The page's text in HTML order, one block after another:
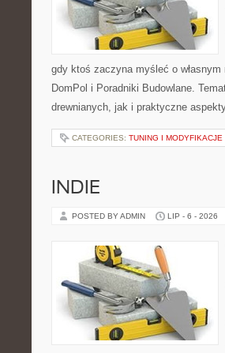
gdy ktoś zaczyna myśleć o
DomPol i Poradniki Budowlane.
drewnianych, jak i praktyczne
CATEGORIES: TUNING I MODYFIKACJE
INDIE
POSTED BY ADMIN LIP - 6 - 2026